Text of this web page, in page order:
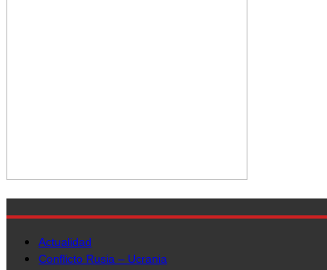
Actualidad
Conflicto Rusia – Ucrania